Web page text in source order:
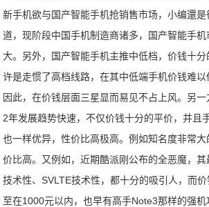
新手机欲与国产智能手机抢销售市场，小编還
道，现阶段中国手机制造商诸多，国产智能手
大。另外，国产智能手机主推中低档，价钱十
许是走惯了高档线路，在其中低端手机价钱难以
因此，在价钱层面三星显而易见不占上风。另
2年发展趋势快速，不仅价钱十分的平价，并且
也一样优异，性价比高极高。例如知名度非常
价比高。又例如，近期酷派刚公布的全恶魔，
技术性、SVLTE技术性，都十分的吸引人，而
至在1000元以内，也早有高手Note3那样的强机